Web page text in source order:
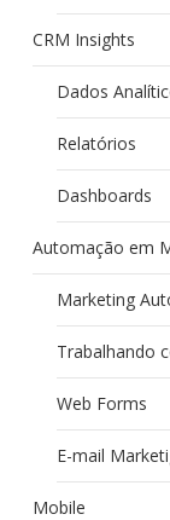
CRM Insights
Dados
Relatórios
Dashboards
Automação em
Marketing
Trabalhando
Web Forms
E-mail
Mobile